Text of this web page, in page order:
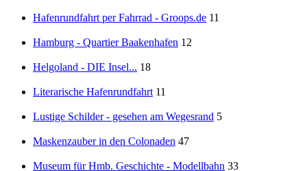
Hafenrundfahrt per Fahrrad - Groops.de 11
Hamburg - Quartier Baakenhafen 12
Helgoland - DIE Insel... 18
Literarische Hafenrundfahrt 11
Lustige Schilder - gesehen am Wegesrand 5
Maskenzauber in den Colonaden 47
Museum für Hmb. Geschichte - Modellbahn 33